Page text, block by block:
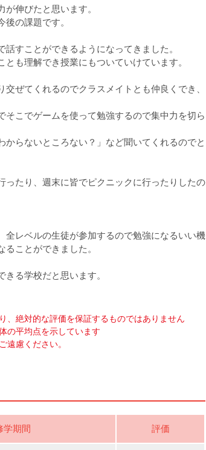
伸びたと思います。
の課題です。
すことができるようになってきました。
も理解でき授業にもついていけています。
ぜてくれるのでクラスメイトとも仲良くでき、
こでゲームを使って勉強するので集中力を切ら
らないところない？」など聞いてくれるのでと
ったり、週末に皆でピクニックに行ったりしたの
レベルの生徒が参加するので勉強になるいい機
ことができました。
る学校だと思います。
、絶対的な評価を保証するものではありません
の平均点を示しています
遠慮ください。
学期間 評価